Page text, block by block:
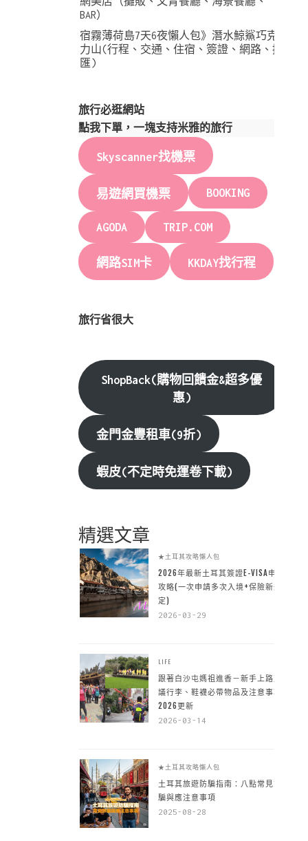
BAR）
宿霧薄荷島7天6夜懶人包》潛水鯨鯊巧克
力山(行程、交通、住宿、簽證、網路、換
匯)
旅行必逛網站
點我下單，一塊支持米雅的旅行
Skyscanner找機票
易遊網買機票 BOOKING
AGODA TRIP.COM
網路SIM卡 KKDAY找行程
旅行省很大
ShopBack(購物回饋金&超多優
惠)
金門金豐租車(9折)
蝦皮(不定時免運卷下載)
精選文章
★土耳其攻略懶人包
2026年最新土耳其簽證E-VISA申請
攻略(一次申請多次入境+保險新規
定)
2026-03-29
LIFE
跟著白沙屯媽祖進香－新手上路建
議行李、鞋襪必帶物品及注意事項
2026更新
2026-03-14
★土耳其攻略懶人包
土耳其旅遊防騙指南：八點常見詐
騙與應注意事項
2025-08-28